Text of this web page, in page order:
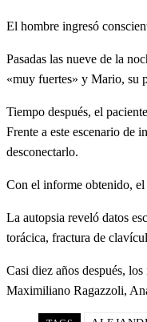
El hombre ingresó
Pasadas las nueve de la
«muy fuertes» y Mario, su
Tiempo después, el
Frente a este escenario de
desconectarlo.
Con el informe obtenido,
La autopsia reveló datos
torácica, fractura de
Casi diez años después,
Maximiliano Ragazzoli,